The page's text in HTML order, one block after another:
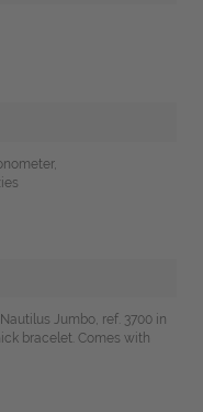
Jumbo, ref. 3700 in
bracelet. Comes with